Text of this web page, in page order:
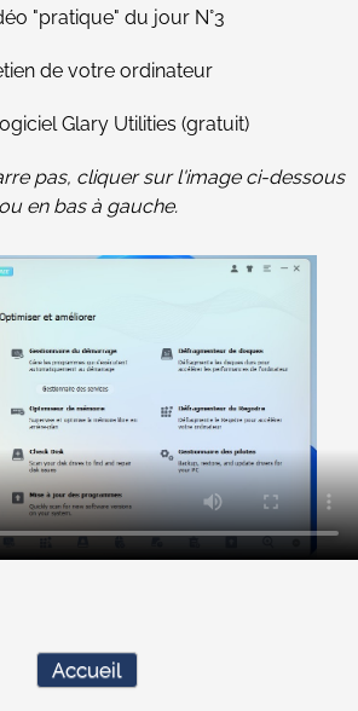
"pratique" du jour N°3
de votre ordinateur
Glary Utilities (gratuit)
pas, cliquer sur l'image ci-dessous
ou en bas à gauche.
Accueil